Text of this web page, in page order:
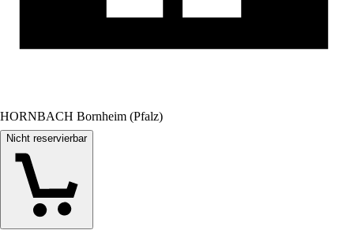
HORNBACH Bornheim (Pfalz)
Nicht reservierbar